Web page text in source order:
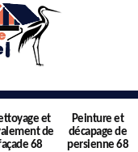
et
de
68
Peinture et
décapage de
persienne 68